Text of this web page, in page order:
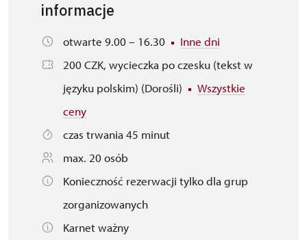
informacje
otwarte 9.00 – 16.30
Inne dni
200 CZK, wycieczka po czesku (tekst w
języku polskim) (Dorośli)
Wszystkie
ceny
czas trwania 45 minut
max. 20 osób
Konieczność rezerwacji tylko dla grup
zorganizowanych
Karnet ważny